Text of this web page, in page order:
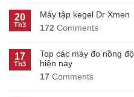
20
Th3
Máy tập kegel Dr Xmen
172 Comments
17
Th3
Top các máy đo nồng
hiện nay
17 Comments